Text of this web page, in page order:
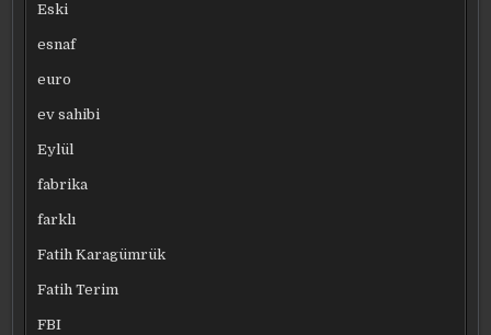
Eski
esnaf
euro
ev sahibi
Eylül
fabrika
farklı
Fatih Karagümrük
Fatih Terim
FBI